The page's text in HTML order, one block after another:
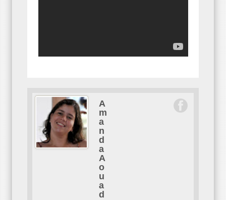
A
m
a
n
d
a
A
o
u
a
d